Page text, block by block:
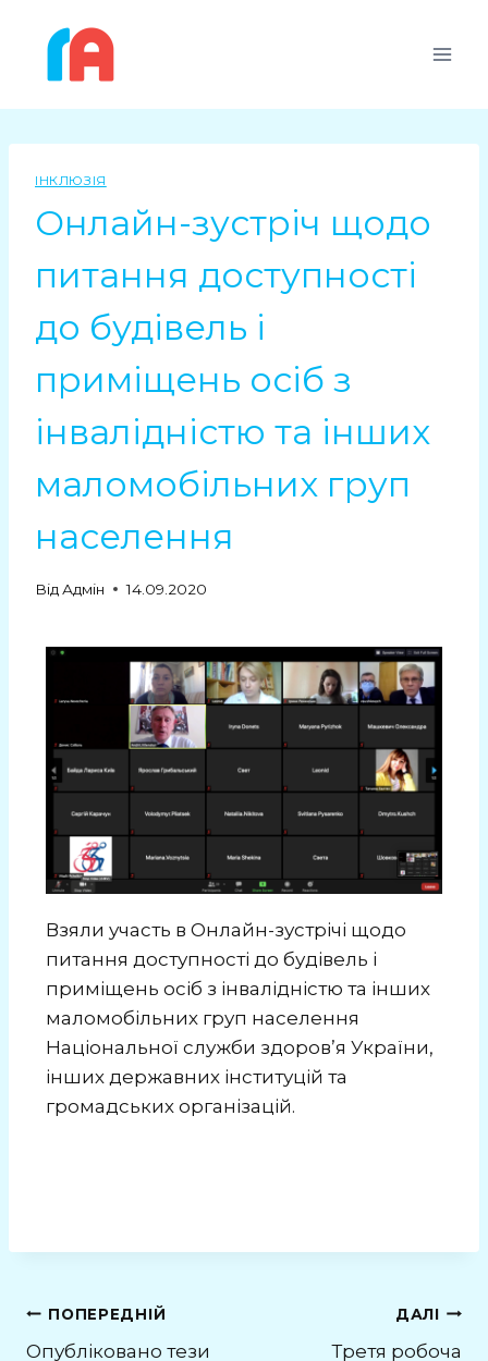
ІНКЛЮЗІЯ
Онлайн-зустріч щодо
питання доступності
до будівель і
приміщень осіб з
інвалідністю та інших
маломобільних груп
населення
Від Адмін 14.09.2020
Взяли участь в Онлайн-зустрічі щодо
питання доступності до будівель і
приміщень осіб з інвалідністю та інших
маломобільних груп населення
Національної служби здоров’я України,
інших державних інституцій та
громадських організацій.
ПОПЕРЕДНІЙ
Опубліковано тези
ДАЛІ
Третя робоча